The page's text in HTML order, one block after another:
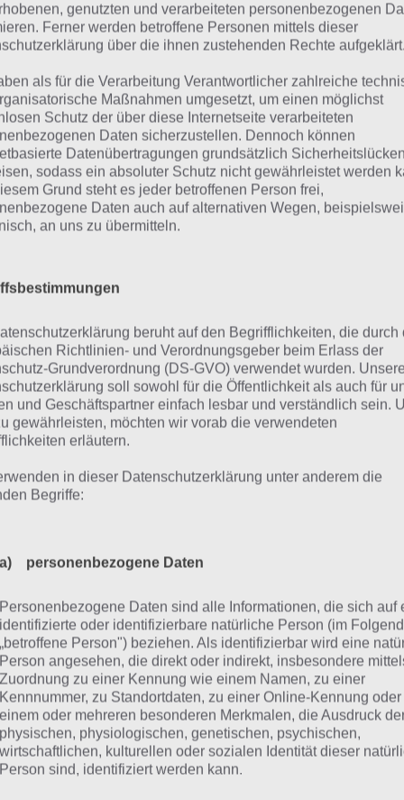
hat Benji Bananas bisher nur für Android
App noch nicht erhältlich.
Bananas Tipps und
wir nun zu den Tipps und Tricks zu Benji Bananas.
allgemeines zur Steuerung in Benji Bananas sagen
Shop kommen inkl. der Upgrades und Power Ups.
1: An die Steuerung in Benji
von Benji Bananas solltet ihr euch unbedingt mit
und diese gekonnt einsetzen. Berührt ihr den
mit. Drückt ihr nicht, so stürzt ihr unweigerlich in den
öfters passiert. Umso bitterer, wenn dies passiert,
weit fortgeschritten ist. Die Steuerung in Benji
und Blut übergangen sein.
2: Die Objekte in Benji
man durch die verschiedenen Welten schwingt,
Bananas zahlreiche Objekte gibt. Diese solltet ihr
ist bspw. das Spinnennetz, womiht ihr in Benji
werdet. Vermeiden solltet ihr dagegen das
rangeschwingen, da diese sofort abfallen, was
Geschwindigkeitseinbußen.
genutzten und verarbeiteten personenbezogenen
Ferner werden betroffene Personen mittels dieser
über die ihnen zustehenden Rechte aufgeklärt.
als für die Verarbeitung Verantwortlicher zahlreiche
Maßnahmen umgesetzt, um einen möglichst
Schutz der über diese Internetseite verarbeiteten
Daten sicherzustellen. Dennoch können
Datenübertragungen grundsätzlich Sicherheitslücken
sodass ein absoluter Schutz nicht gewährleistet werden
Grund steht es jeder betroffenen Person frei,
Daten auch auf alternativen Wegen,
an uns zu übermitteln.
beruht auf den Begrifflichkeiten, die durch
Richtlinien- und Verordnungsgeber beim Erlass der
Grundverordnung (DS-GVO) verwendet wurden. Unsere
soll sowohl für die Öffentlichkeit als auch für
und Geschäftspartner einfach lesbar und verständlich sein.
gewährleisten, möchten wir vorab die verwendeten
erläutern.
in dieser Datenschutzerklärung unter anderem die
Begriffe:
a) personenbezogene Daten
Personenbezogene Daten sind alle Informationen, die sich auf
identifizierte oder identifizierbare natürliche Person (im
„betroffene Person") beziehen. Als identifizierbar wird eine
Person angesehen, die direkt oder indirekt, insbesondere
Zuordnung zu einer Kennung wie einem Namen, zu einer
Kennnummer, zu Standortdaten, zu einer Online-Kennung oder
einem oder mehreren besonderen Merkmalen, die Ausdruck
physischen, physiologischen, genetischen, psychischen,
wirtschaftlichen, kulturellen oder sozialen Identität dieser
Person sind, identifiziert werden kann.